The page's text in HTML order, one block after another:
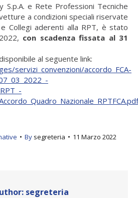
S.p.A. e Rete Professioni Tecniche
a condizioni speciali riservate
Collegi aderenti alla RPT, è stato
con scadenza fissata al 31
al seguente link:
servizi_convenzioni/accordo_FCA-
By segreteria 11 Marzo 2022
segreteria